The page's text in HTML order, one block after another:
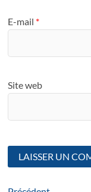
E-mail *
Site web